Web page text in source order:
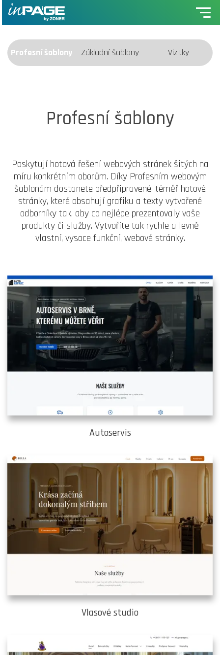
Profesní šablony Základní šablony Vizitky
Profesní šablony
Poskytují hotová řešení webových stránek šitých na
míru konkrétním oborům. Díky Profesním webovým
šablonám dostanete předpřipravené, téměř hotové
stránky, které obsahují grafiku a texty vytvořené
odborníky tak, aby co nejlépe prezentovaly vaše
produkty či služby. Vytvoříte tak rychle a levně
vlastní, vysoce funkční, webové stránky.
Autoservis
Vlasové studio